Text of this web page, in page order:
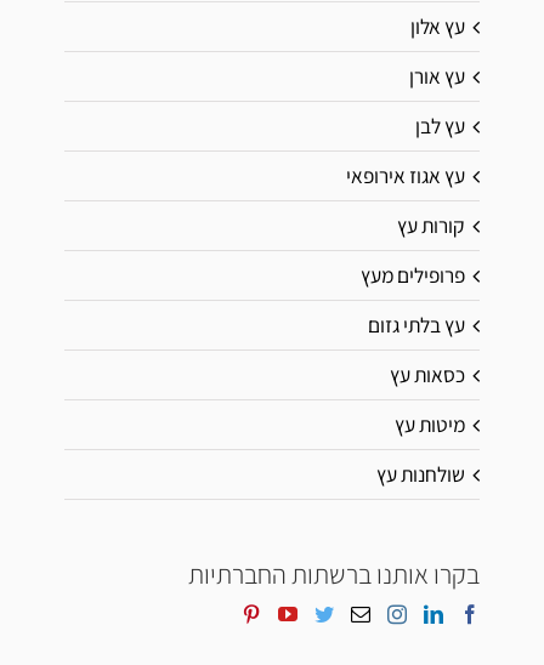
עץ אלון
עץ אורן
עץ לבן
עץ אגוז אירופאי
קורות עץ
פרופילים מעץ
עץ בלתי גזום
כסאות עץ
מיטות עץ
שולחנות עץ
בקרו אותנו ברשתות החברתיות